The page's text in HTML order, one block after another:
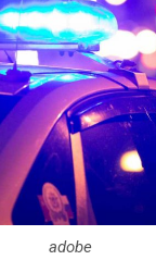
adobe